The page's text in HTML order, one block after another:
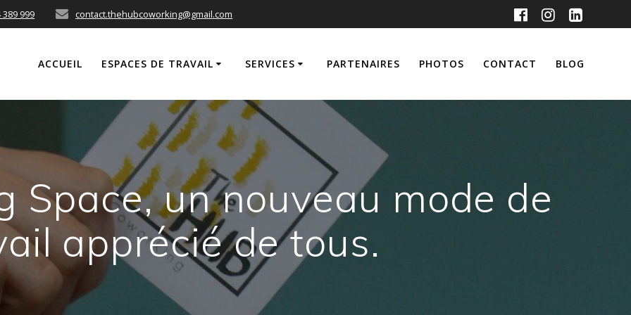
389 999 contact.thehubcoworking@gmail.com
ACCUEIL ESPACES DE TRAVAIL SERVICES PARTENAIRES PHOTOS CONTACT BLOG
Space, un nouveau mode de
apprécié de tous.